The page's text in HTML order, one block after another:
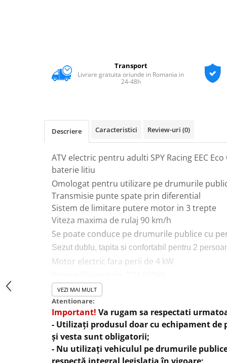
Transport
Livrare gratuita oriunde in Romania in
24-48h
Descriere Caracteristici Review-uri (0)
ATV electric pentru adulti SPY Racing EEC
baterie litiu
Omologat pentru utilizare pe drumurile
Transmisie punte spate prin diferential
Sistem de limitare putere motor in 3 trepte
Viteza maxima de rulaj 90 km/h
Se poate conduce pe drumurile publice cu
Sezut dublu, tapita si confortabil pentru 2
Motor electric fara perii de 4 kW
Autonomie de pana la 140 km
Autonomia poate sa difere in functie de
dificulatea suprafetei de rulaj
Afisaj digital cu indicator pentru cele 3 nivele
indicator nivel baterie
Jante din aliaj de 14"
VEZI MAI MULT
Atentionare:
Important! Va rugam sa respectati
- Utilizați produsul doar cu echipament de
și vesta sunt obligatorii;
- Nu utilizați vehiculul pe drumurile